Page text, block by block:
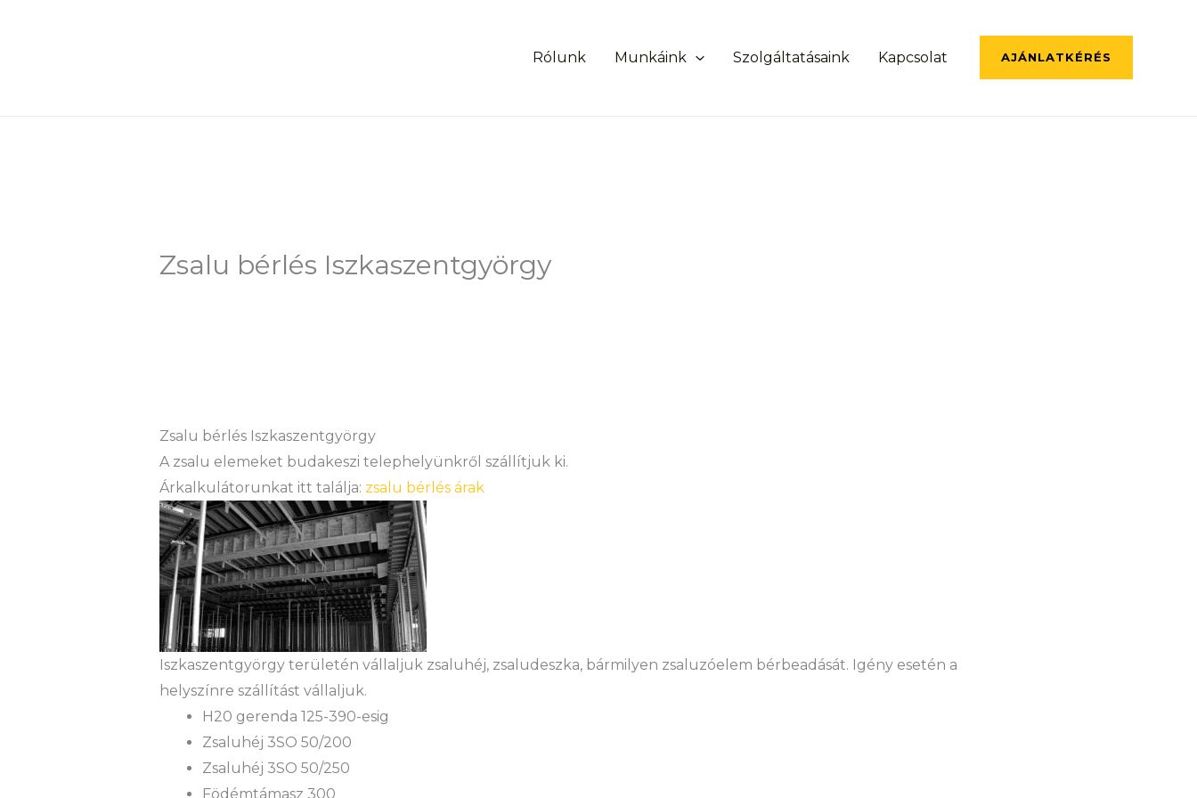
Rólunk Munkáink Szolgáltatásaink Kapcsolat AJÁNLATKÉRÉS
Zsalu bérlés Iszkaszentgyörgy
Zsalu bérlés Iszkaszentgyörgy
A zsalu elemeket budakeszi telephelyünkről szállítjuk ki.
Árkalkulátorunkat itt találja: zsalu bérlés árak
Iszkaszentgyörgy területén vállaljuk zsaluhéj, zsaludeszka, bármilyen zsaluzóelem bérbeadását. Igény esetén a
helyszínre szállítást vállaljuk.
H20 gerenda 125-390-esig
Zsaluhéj 3SO 50/200
Zsaluhéj 3SO 50/250
Födémtámasz 300